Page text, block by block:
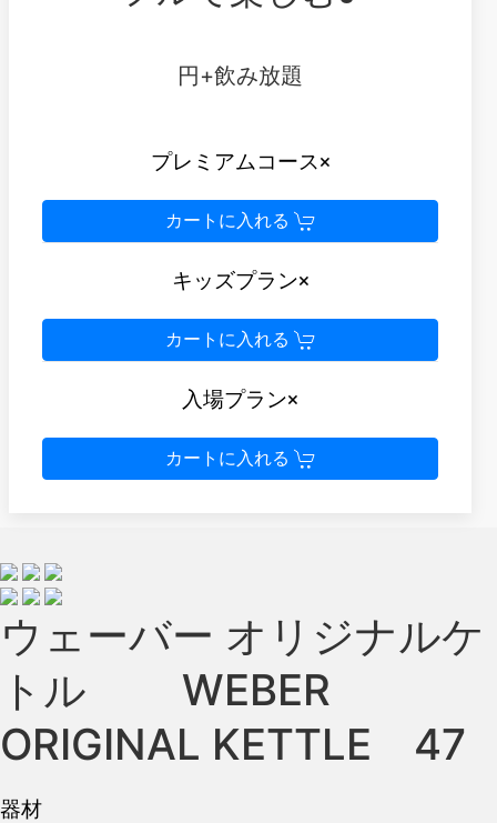
円+飲み放題
プレミアムコース×
カートに入れる
キッズプラン×
カートに入れる
入場プラン×
カートに入れる
ウェーバー オリジナルケ
トル WEBER
ORIGINAL KETTLE 47
器材